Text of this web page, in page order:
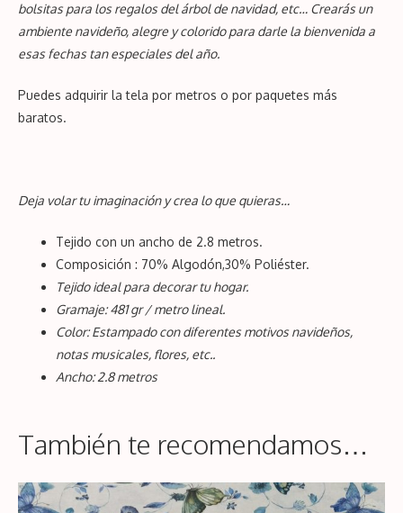
bolsitas para los regalos del árbol de navidad, etc… Crearás un
ambiente navideño, alegre y colorido para darle la bienvenida a
esas fechas tan especiales del año.
Puedes adquirir la tela por metros o por paquetes más
baratos.
Deja volar tu imaginación y crea lo que quieras…
Tejido con un ancho de 2.8 metros.
Composición : 70% Algodón,30% Poliéster.
Tejido ideal para decorar tu hogar.
Gramaje: 481 gr / metro lineal.
Color: Estampado con diferentes motivos navideños,
notas musicales, flores, etc..
Ancho: 2.8 metros
También te recomendamos…